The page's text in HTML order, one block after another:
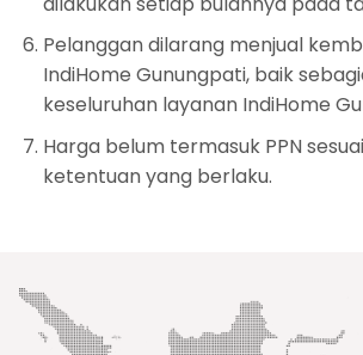
Pelanggan dilarang menjual
IndiHome Gunungpati, baik
keseluruhan layanan IndiHome
Harga belum termasuk PPN
ketentuan yang berlaku.